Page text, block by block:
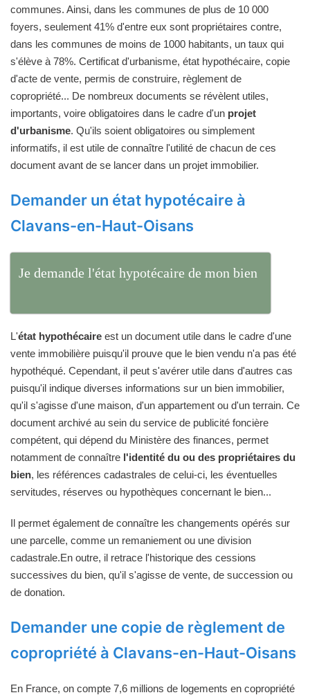
communes. Ainsi, dans les communes de plus de 10 000
foyers, seulement 41% d'entre eux sont propriétaires contre,
dans les communes de moins de 1000 habitants, un taux qui
s'élève à 78%. Certificat d'urbanisme, état hypothécaire, copie
d'acte de vente, permis de construire, règlement de
copropriété... De nombreux documents se révèlent utiles,
importants, voire obligatoires dans le cadre d'un projet
d'urbanisme. Qu'ils soient obligatoires ou simplement
informatifs, il est utile de connaître l'utilité de chacun de ces
document avant de se lancer dans un projet immobilier.
Demander un état hypotécaire à
Clavans-en-Haut-Oisans
Je demande l'état hypotécaire de mon bien
L'état hypothécaire est un document utile dans le cadre d'une
vente immobilière puisqu'il prouve que le bien vendu n'a pas été
hypothéqué. Cependant, il peut s'avérer utile dans d'autres cas
puisqu'il indique diverses informations sur un bien immobilier,
qu'il s'agisse d'une maison, d'un appartement ou d'un terrain. Ce
document archivé au sein du service de publicité foncière
compétent, qui dépend du Ministère des finances, permet
notamment de connaître l'identité du ou des propriétaires du
bien, les références cadastrales de celui-ci, les éventuelles
servitudes, réserves ou hypothèques concernant le bien...
Il permet également de connaître les changements opérés sur
une parcelle, comme un remaniement ou une division
cadastrale.En outre, il retrace l'historique des cessions
successives du bien, qu'il s'agisse de vente, de succession ou
de donation.
Demander une copie de règlement de
copropriété à Clavans-en-Haut-Oisans
En France, on compte 7,6 millions de logements en copropriété